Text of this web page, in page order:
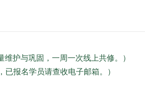
护与巩固，一周一次线上共修。）
报名学员请查收电子邮箱。）